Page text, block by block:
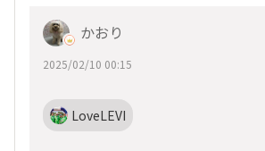
かおり
2025/02/10 00:15
LoveLEVI